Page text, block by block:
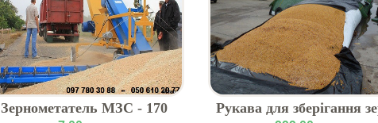
Зернометатель МЗС - 170
Рукава для зберігання